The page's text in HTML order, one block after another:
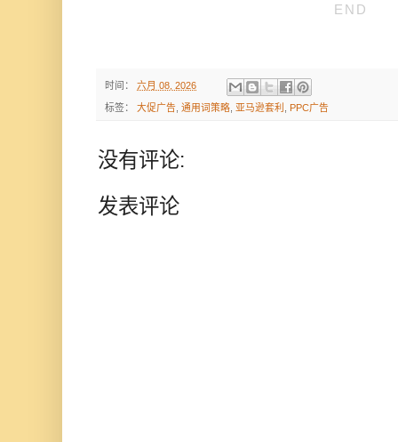
END
时间： 六月 08, 2026
标签： 大促广告 通用词策略 亚马逊套利 PPC广告
没有评论:
发表评论